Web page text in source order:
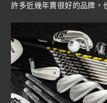
許多近幾年賣很好的品牌，